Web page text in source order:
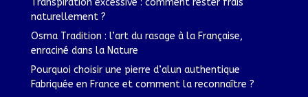
Transpiration excessive : comment rester frais
naturellement ?
Osma Tradition : l’art du rasage à la Française,
enraciné dans la Nature
Pourquoi choisir une pierre d’alun authentique
Fabriquée en France et comment la reconnaître ?